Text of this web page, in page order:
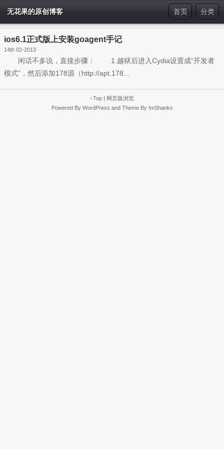
无花果的原创博客 分类
首页
ios6.1正式版上安装goagent手记
14th 02-2013
闲话不多说，直接步骤： 1.越狱后进入Cydia设置成“开发者
模式”，然后添加178源（http://apt.178...
↑Top | 网页版浏览
Powered By WordPress and Theme By ImShanks